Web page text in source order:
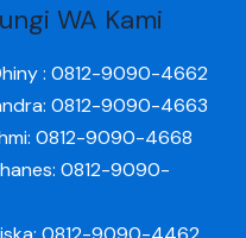
WA Kami
: 0812-9090-4662
0812-9090-4663
0812-9090-4668
0812-9090-